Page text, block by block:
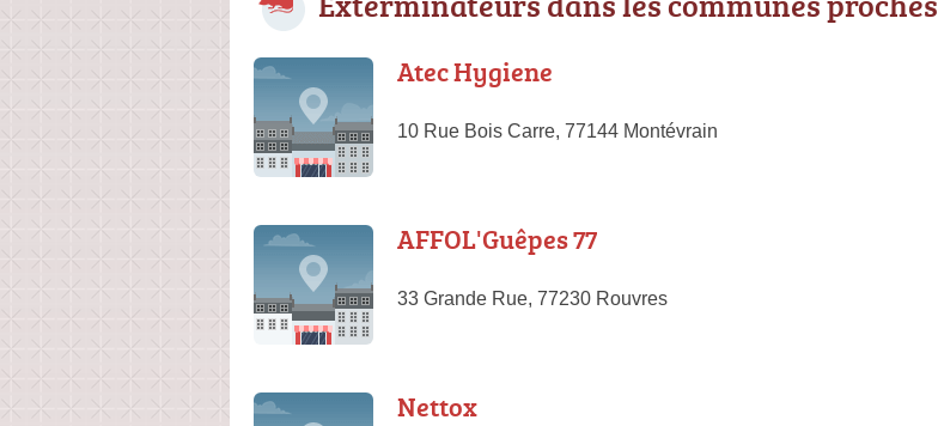
Atec Hygiene
10 Rue Bois Carre, 77144 Montévrain
AFFOL'Guêpes 77
33 Grande Rue, 77230 Rouvres
Nettox